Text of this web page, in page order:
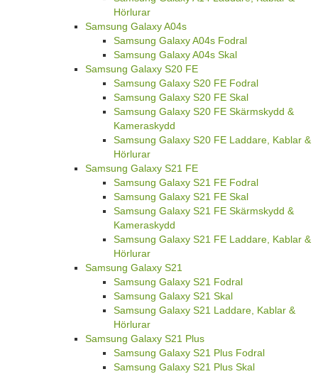
Hörlurar
Samsung Galaxy A04s
Samsung Galaxy A04s Fodral
Samsung Galaxy A04s Skal
Samsung Galaxy S20 FE
Samsung Galaxy S20 FE Fodral
Samsung Galaxy S20 FE Skal
Samsung Galaxy S20 FE Skärmskydd &
Kameraskydd
Samsung Galaxy S20 FE Laddare, Kablar &
Hörlurar
Samsung Galaxy S21 FE
Samsung Galaxy S21 FE Fodral
Samsung Galaxy S21 FE Skal
Samsung Galaxy S21 FE Skärmskydd &
Kameraskydd
Samsung Galaxy S21 FE Laddare, Kablar &
Hörlurar
Samsung Galaxy S21
Samsung Galaxy S21 Fodral
Samsung Galaxy S21 Skal
Samsung Galaxy S21 Laddare, Kablar &
Hörlurar
Samsung Galaxy S21 Plus
Samsung Galaxy S21 Plus Fodral
Samsung Galaxy S21 Plus Skal